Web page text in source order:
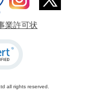
業許可状
all rights reserved.